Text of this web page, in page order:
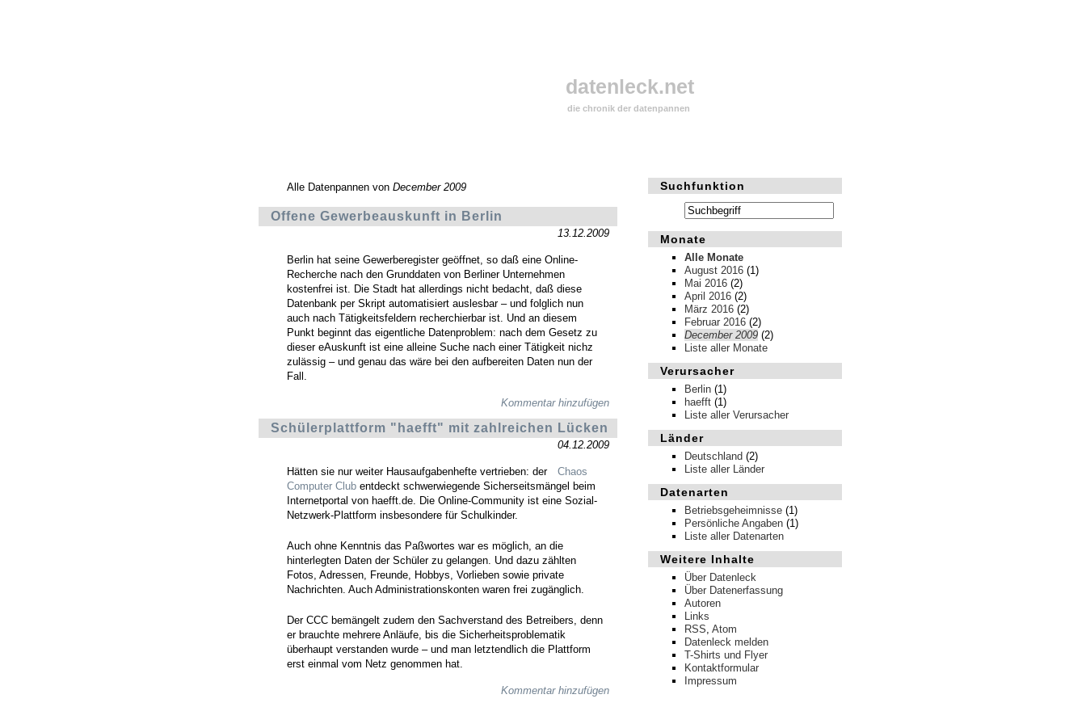
datenleck.net
die chronik der datenpannen
Suchfunktion
Monate
Alle Monate
August 2016 (1)
Mai 2016 (2)
April 2016 (2)
März 2016 (2)
Februar 2016 (2)
December 2009 (2)
Liste aller Monate
Verursacher
Berlin (1)
haefft (1)
Liste aller Verursacher
Länder
Deutschland (2)
Liste aller Länder
Datenarten
Betriebsgeheimnisse (1)
Persönliche Angaben (1)
Liste aller Datenarten
Weitere Inhalte
Über Datenleck
Über Datenerfassung
Autoren
Links
RSS, Atom
Datenleck melden
T-Shirts und Flyer
Kontaktformular
Impressum
Alle Datenpannen von December 2009
Offene Gewerbeauskunft in Berlin
13.12.2009
Berlin hat seine Gewerberegister geöffnet, so daß eine Online-
Recherche nach den Grunddaten von Berliner Unternehmen
kostenfrei ist. Die Stadt hat allerdings nicht bedacht, daß diese
Datenbank per Skript automatisiert auslesbar – und folglich nun
auch nach Tätigkeitsfeldern recherchierbar ist. Und an diesem
Punkt beginnt das eigentliche Datenproblem: nach dem Gesetz zu
dieser eAuskunft ist eine alleine Suche nach einer Tätigkeit nichz
zulässig – und genau das wäre bei den aufbereiten Daten nun der
Fall.
Kommentar hinzufügen
Schülerplattform "haefft" mit zahlreichen Lücken
04.12.2009
Hätten sie nur weiter Hausaufgabenhefte vertrieben: der
Chaos
Computer Clubentdeckt schwerwiegende Sicherseitsmängel beim
Internetportal von haefft.de. Die Online-Community ist eine Sozial-
Netzwerk-Plattform insbesondere für Schulkinder.
Auch ohne Kenntnis das Paßwortes war es möglich, an die
hinterlegten Daten der Schüler zu gelangen. Und dazu zählten
Fotos, Adressen, Freunde, Hobbys, Vorlieben sowie private
Nachrichten. Auch Administrationskonten waren frei zugänglich.
Der CCC bemängelt zudem den Sachverstand des Betreibers, denn
er brauchte mehrere Anläufe, bis die Sicherheitsproblematik
überhaupt verstanden wurde – und man letztendlich die Plattform
erst einmal vom Netz genommen hat.
Kommentar hinzufügen